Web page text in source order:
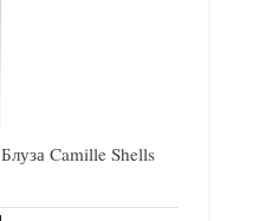
Блуза Camille Shells